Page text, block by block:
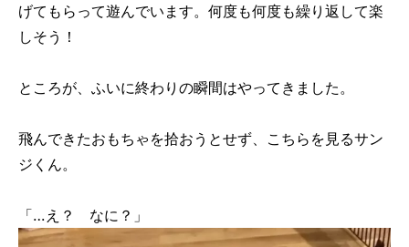
げてもらって遊んでいます。何度も何度も繰り返して楽
しそう！
ところが、ふいに終わりの瞬間はやってきました。
飛んできたおもちゃを拾おうとせず、こちらを見るサン
ジくん。
「…え？ なに？」